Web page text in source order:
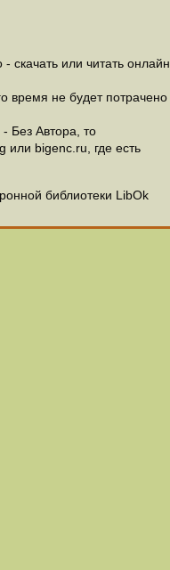
скачать или читать онлайн
время не будет потрачено
Без Автора, то
или bigenc.ru, где есть
библиотеки LibOk